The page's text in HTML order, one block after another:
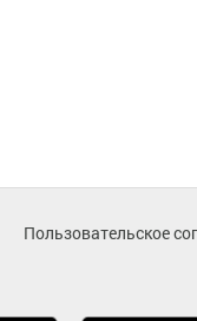
Пользовательское